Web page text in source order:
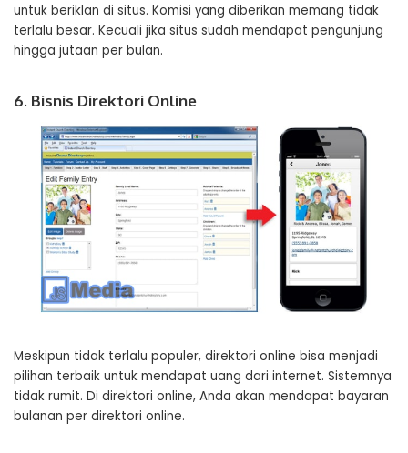
untuk beriklan di situs. Komisi yang diberikan memang tidak
terlalu besar. Kecuali jika situs sudah mendapat pengunjung
hingga jutaan per bulan.
6. Bisnis Direktori Online
Meskipun tidak terlalu populer, direktori online bisa menjadi
pilihan terbaik untuk mendapat uang dari internet. Sistemnya
tidak rumit. Di direktori online, Anda akan mendapat bayaran
bulanan per direktori online.